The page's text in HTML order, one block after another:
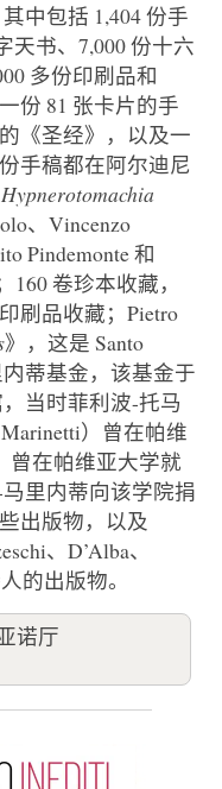
中包括 1,404 份手
天书、7,000 份十六
多份印刷品和
份 81 张卡片的手
《圣经》，以及一
手稿都在阿尔迪尼
Hypnerotomachia
、Vincenzo
Pindemonte 和
160 卷珍本收藏，
刷品收藏；Pietro
》，这是 Santo
蒂基金，该基金于
当时菲利波-托马
）曾在帕维
曾在帕维亚大学就
里内蒂向该学院捐
出版物，以及
、D’Alba、
的出版物。